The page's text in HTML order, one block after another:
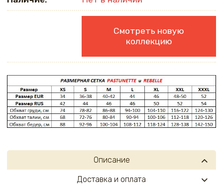
Смотреть новую
коллекцию
Описание
Доставка и оплата